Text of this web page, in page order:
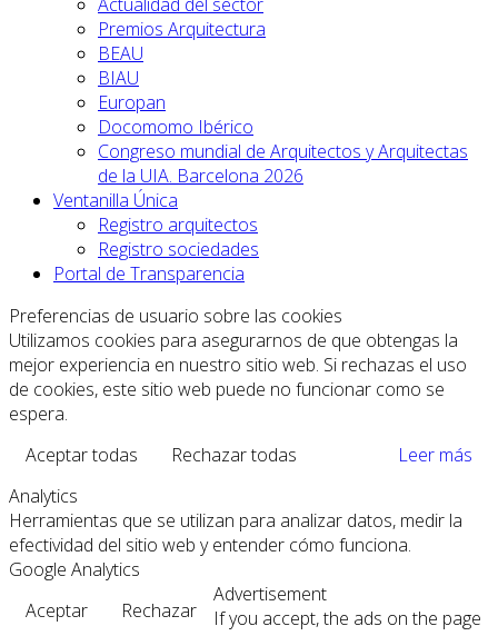
Premios Arquitectura
BEAU
BIAU
Europan
Docomomo Ibérico
Congreso mundial de Arquitectos y Arquitectas
de la UIA. Barcelona 2026
Ventanilla Única
Registro arquitectos
Registro sociedades
Portal de Transparencia
Preferencias de usuario sobre las cookies
Utilizamos cookies para asegurarnos de que obtengas la
mejor experiencia en nuestro sitio web. Si rechazas el uso
de cookies, este sitio web puede no funcionar como se
espera.
Aceptar todas
Rechazar todas
Leer más
Analytics
Herramientas que se utilizan para analizar datos, medir la
efectividad del sitio web y entender cómo funciona.
Google Analytics
Aceptar
Rechazar
Advertisement
If you accept, the ads on the page